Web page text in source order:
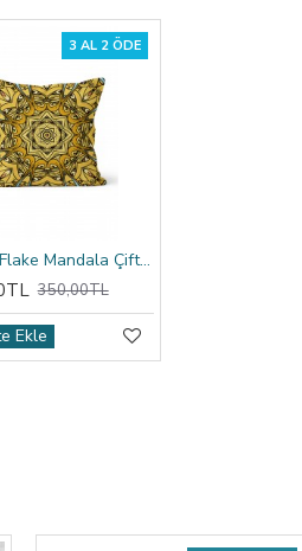
3 AL 2 ÖDE
K-197 Flake Mandala Çift Tarafı Baskılı Kırlent Kılıfı
350,00TL
Ekle